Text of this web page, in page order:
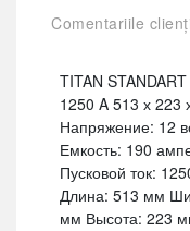
Comentariile
TITAN
1250 A 513 х 223
Напряжение: 12
Емкость: 190
Пусковой ток:
Длина: 513 мм
мм Высота: 223